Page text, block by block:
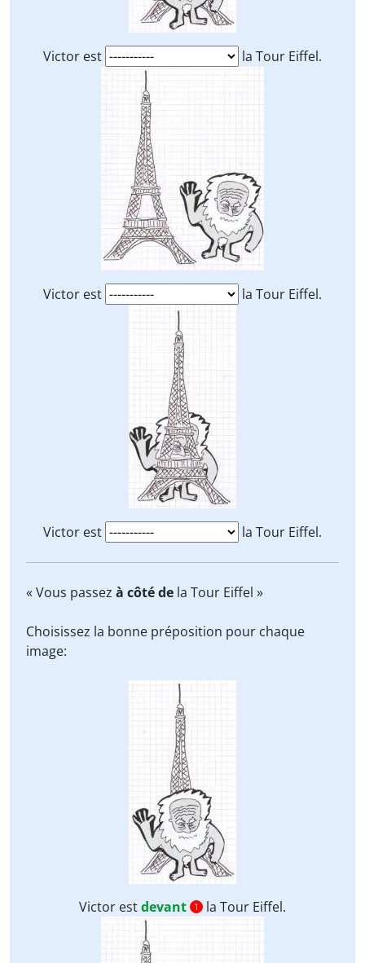
Victor est la Tour Eiffel.
Victor est la Tour Eiffel.
Victor est la Tour Eiffel.
« Vous passez à côté de la Tour Eiffel »
Choisissez la bonne préposition pour chaque
image:
Victor estdevant 1 la Tour Eiffel.